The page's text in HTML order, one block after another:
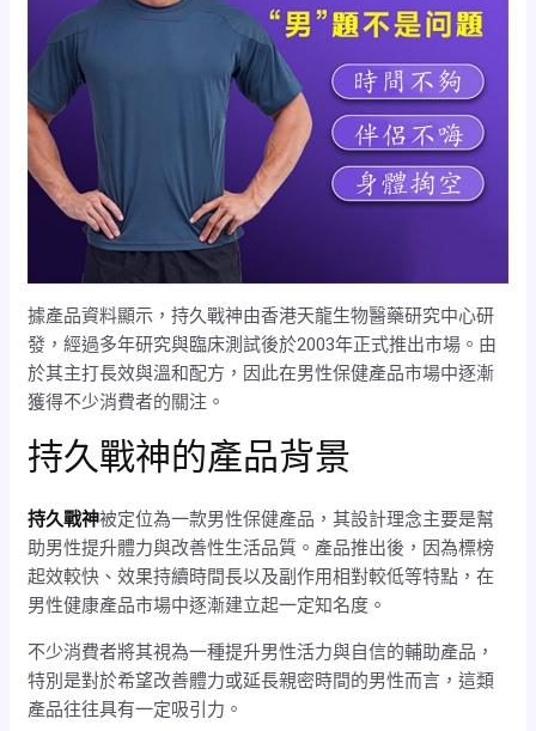
據產品資料顯示，持久戰神由香港天龍生物醫藥研究中心研
發，經過多年研究與臨床測試後於2003年正式推出市場。由
於其主打長效與溫和配方，因此在男性保健產品市場中逐漸
獲得不少消費者的關注。
持久戰神的產品背景
持久戰神被定位為一款男性保健產品，其設計理念主要是幫
助男性提升體力與改善性生活品質。產品推出後，因為標榜
起效較快、效果持續時間長以及副作用相對較低等特點，在
男性健康產品市場中逐漸建立起一定知名度。
不少消費者將其視為一種提升男性活力與自信的輔助產品，
特別是對於希望改善體力或延長親密時間的男性而言，這類
產品往往具有一定吸引力。